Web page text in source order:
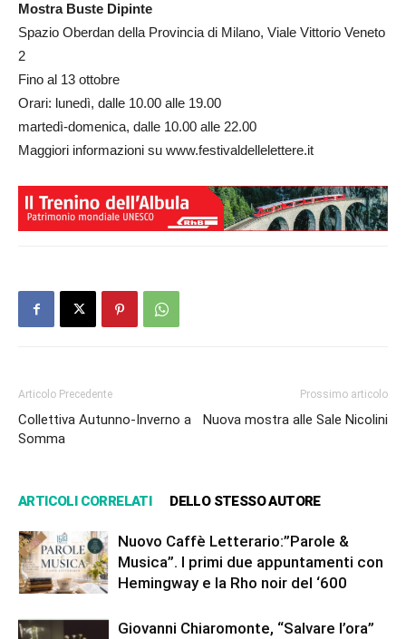
Mostra Buste Dipinte
Spazio Oberdan della Provincia di Milano, Viale Vittorio Veneto
2
Fino al 13 ottobre
Orari: lunedì, dalle 10.00 alle 19.00
martedì-domenica, dalle 10.00 alle 22.00
Maggiori informazioni su www.festivaldellelettere.it
Articolo Precedente
Collettiva Autunno-Inverno a
Somma
Prossimo articolo
Nuova mostra alle Sale Nicolini
ARTICOLI CORRELATI DELLO STESSO AUTORE
Nuovo Caffè Letterario:”Parole &
Musica”. I primi due appuntamenti con
Hemingway e la Rho noir del ‘600
Giovanni Chiaromonte, “Salvare l’ora”